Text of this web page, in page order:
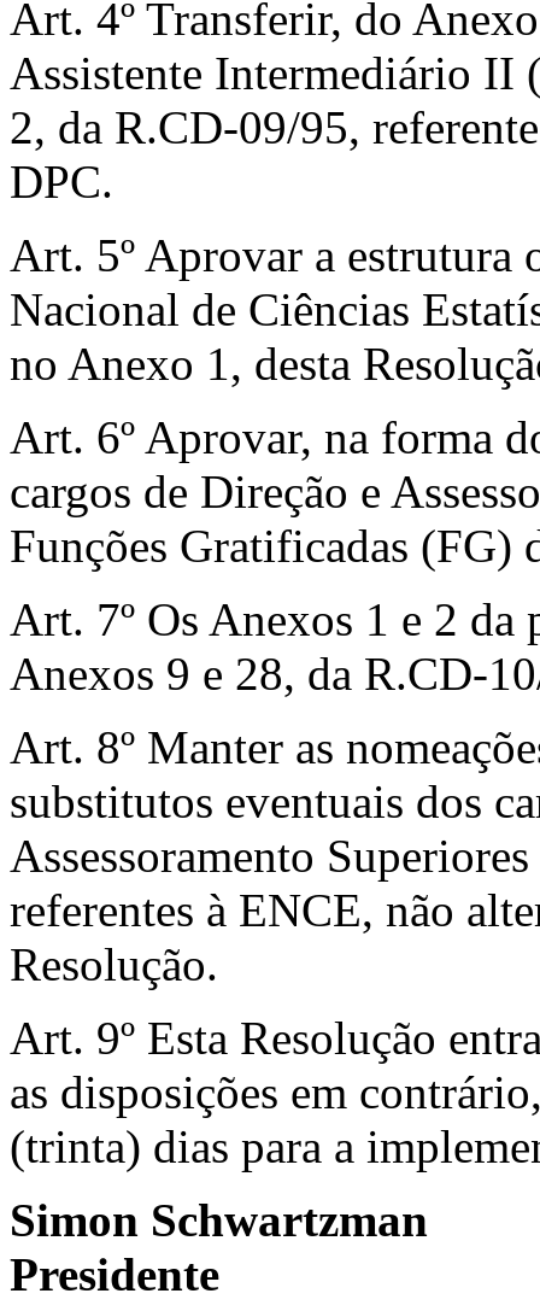
Art. 4º Transferir, do
Assistente Intermediário II
2, da R.CD-09/95,
DPC.
Art. 5º Aprovar a estrutura
Nacional de Ciências
no Anexo 1, desta
Art. 6º Aprovar, na forma
cargos de Direção e
Funções Gratificadas (FG)
Art. 7º Os Anexos 1 e 2 da
Anexos 9 e 28, da R.CD-
Art. 8º Manter as
substitutos eventuais dos
Assessoramento
referentes à ENCE, não
Resolução.
Art. 9º Esta Resolução
as disposições em
(trinta) dias para a
Simon Schwartzman
Presidente